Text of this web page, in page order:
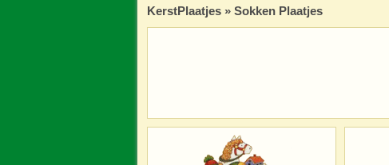
KerstPlaatjes » Sokken Plaatjes